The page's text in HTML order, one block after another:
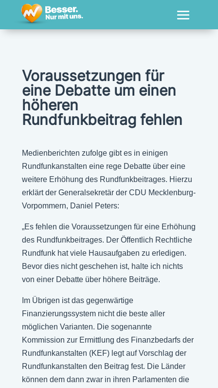
Voraussetzungen für
eine Debatte um einen
höheren
Rundfunkbeitrag fehlen
Medienberichten zufolge gibt es in einigen
Rundfunkanstalten eine rege Debatte über eine
weitere Erhöhung des Rundfunkbeitrages. Hierzu
erklärt der Generalsekretär der CDU Mecklenburg-
Vorpommern, Daniel Peters:
„Es fehlen die Voraussetzungen für eine Erhöhung
des Rundfunkbeitrages. Der Öffentlich Rechtliche
Rundfunk hat viele Hausaufgaben zu erledigen.
Bevor dies nicht geschehen ist, halte ich nichts
von einer Debatte über höhere Beiträge.
Im Übrigen ist das gegenwärtige
Finanzierungssystem nicht die beste aller
möglichen Varianten. Die sogenannte
Kommission zur Ermittlung des Finanzbedarfs der
Rundfunkanstalten (KEF) legt auf Vorschlag der
Rundfunkanstalten den Beitrag fest. Die Länder
können dem dann zwar in ihren Parlamenten die